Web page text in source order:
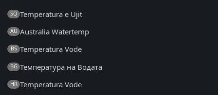
SQ Temperatura e Ujit
AU Australia Watertemp
BS Temperatura Vode
BG Температура на Водата
HR Temperatura Vode